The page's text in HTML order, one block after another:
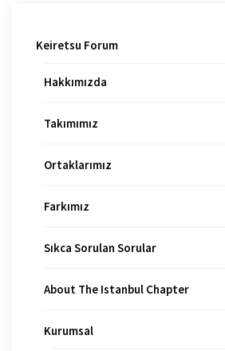
Keiretsu Forum
Hakkımızda
Takımımız
Ortaklarımız
Farkımız
Sıkca Sorulan Sorular
About The Istanbul Chapter
Kurumsal